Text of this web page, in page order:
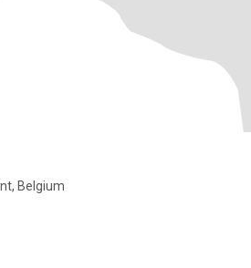
Belgium